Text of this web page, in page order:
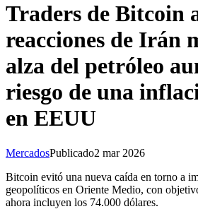
Traders de Bitcoin
reacciones de Irán
alza del petróleo
riesgo de una
en EEUU
MercadosPublicado2 mar 2026
Bitcoin evitó una nueva caída en torno a
geopolíticos en Oriente Medio, con
ahora incluyen los 74.000 dólares.